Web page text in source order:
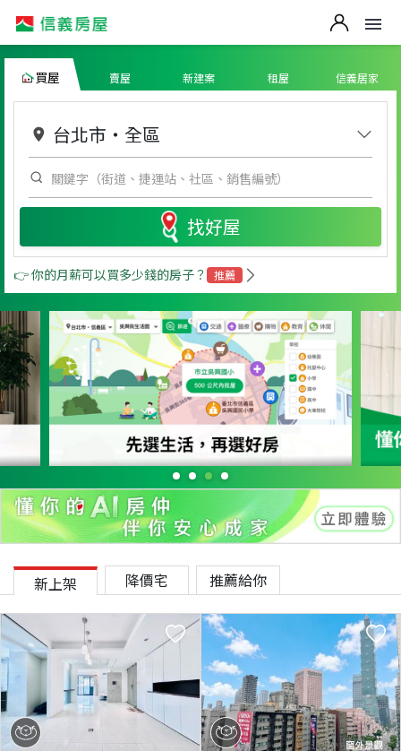
買屋 賣屋 新建案 租屋 信義居家
台北市 ・ 全區
找好屋
👉 你的月薪可以買多少錢的房子？ 推薦
新上架 降價宅 推薦給你